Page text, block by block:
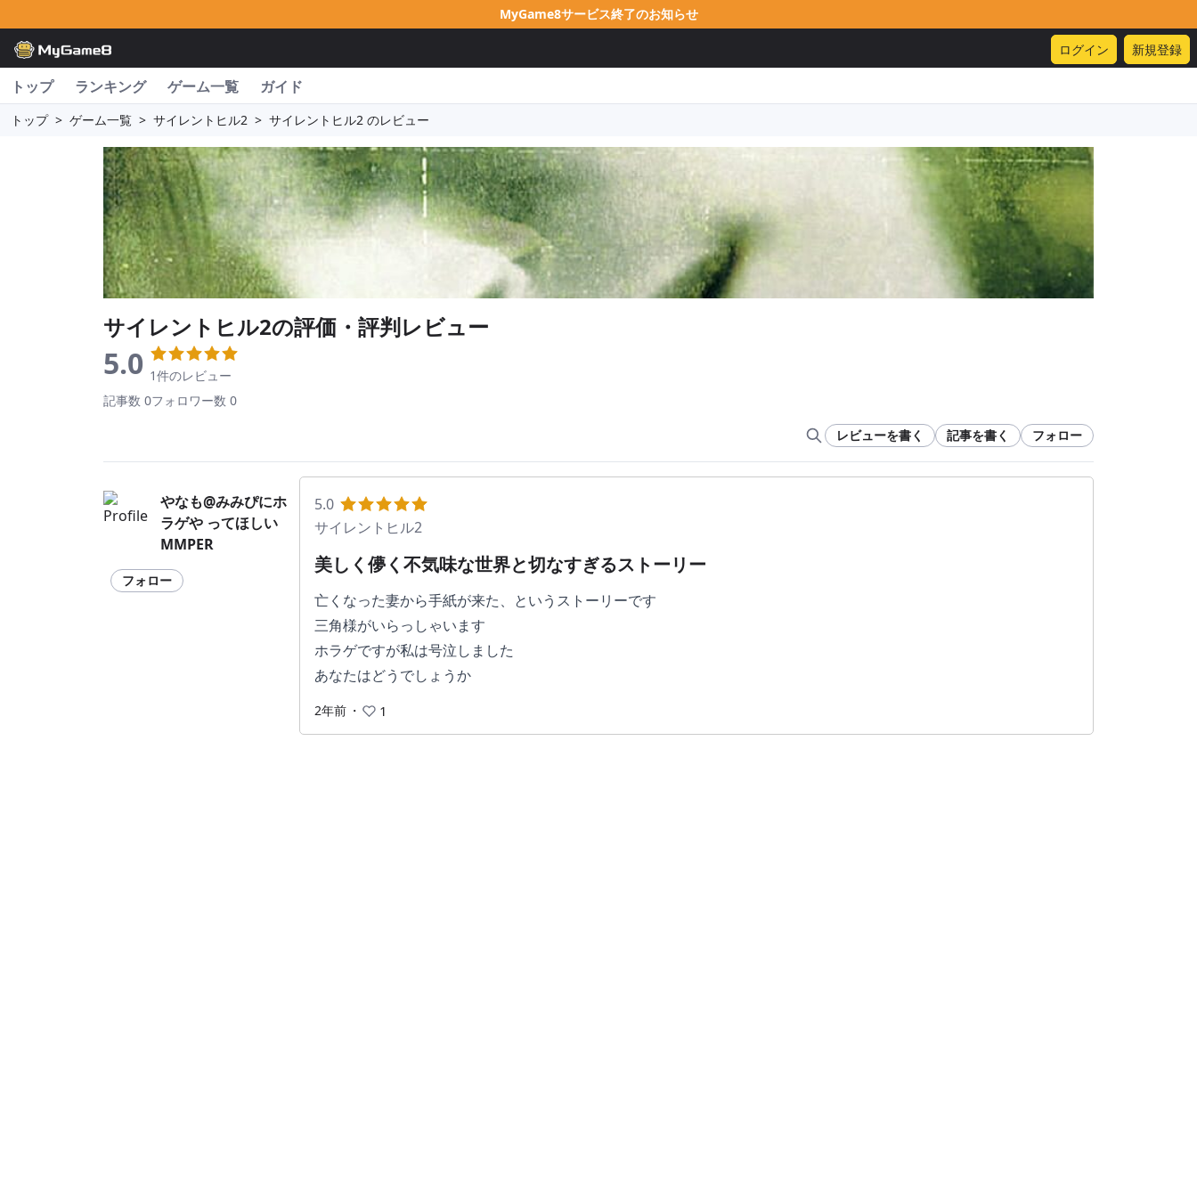
MyGame8サービス終了のお知らせ
ログイン 新規登録
トップ ランキング ゲーム一覧 ガイド
トップ > ゲーム一覧 > サイレントヒル2 > サイレントヒル2 のレビュー
サイレントヒル2の評価・評判レビュー
5.0 1件のレビュー
記事数 0フォロワー数 0
レビューを書く 記事を書く フォロー
5.0
サイレントヒル2
美しく儚く不気味な世界と切なすぎるストーリー
亡くなった妻から手紙が来た、というストーリーです
三角様がいらっしゃいます
ホラゲですが私は号泣しました
あなたはどうでしょうか
2年前 ・ 1
やなも@みみぴにホ
ラゲや ってほしい
MMPER
フォロー